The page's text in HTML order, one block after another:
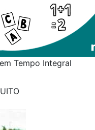
Tempo Integral